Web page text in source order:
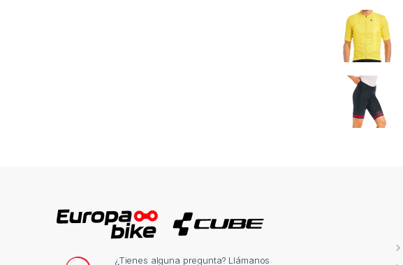
¿Tienes alguna pregunta? Llámanos